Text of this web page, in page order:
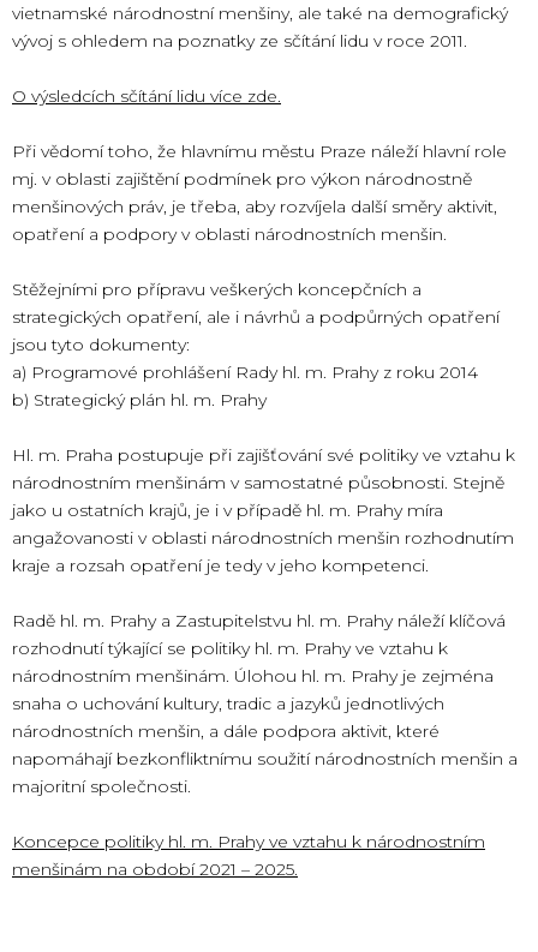
vietnamské národnostní menšiny, ale také na demografický
vývoj s ohledem na poznatky ze sčítání lidu v roce 2011.
O výsledcích sčítání lidu více zde.
Při vědomí toho, že hlavnímu městu Praze náleží hlavní role
mj. v oblasti zajištění podmínek pro výkon národnostně
menšinových práv, je třeba, aby rozvíjela další směry aktivit,
opatření a podpory v oblasti národnostních menšin.
Stěžejními pro přípravu veškerých koncepčních a
strategických opatření, ale i návrhů a podpůrných opatření
jsou tyto dokumenty:
a) Programové prohlášení Rady hl. m. Prahy z roku 2014
b) Strategický plán hl. m. Prahy
Hl. m. Praha postupuje při zajišťování své politiky ve vztahu k
národnostním menšinám v samostatné působnosti. Stejně
jako u ostatních krajů, je i v případě hl. m. Prahy míra
angažovanosti v oblasti národnostních menšin rozhodnutím
kraje a rozsah opatření je tedy v jeho kompetenci.
Radě hl. m. Prahy a Zastupitelstvu hl. m. Prahy náleží klíčová
rozhodnutí týkající se politiky hl. m. Prahy ve vztahu k
národnostním menšinám. Úlohou hl. m. Prahy je zejména
snaha o uchování kultury, tradic a jazyků jednotlivých
národnostních menšin, a dále podpora aktivit, které
napomáhají bezkonfliktnímu soužití národnostních menšin a
majoritní společnosti.
Koncepce politiky hl. m. Prahy ve vztahu k národnostním
menšinám na období 2021 – 2025.